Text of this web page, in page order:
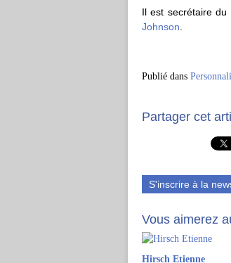
Il est secrétaire du
Johnson
Publié dans
Partager cet
S'inscrire à la
Vous aimerez
Hirsch Etienne